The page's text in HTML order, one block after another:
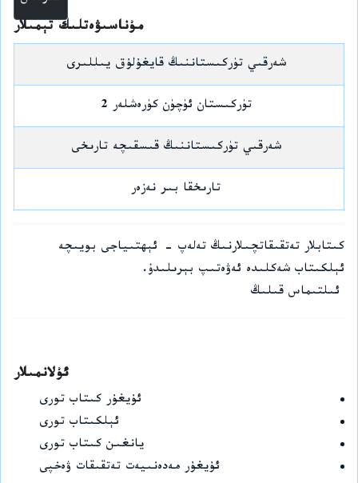
مۇناسىۋەتلىك تېمىلار
شەرقىي تۈركىستاننىڭ قايغۇلۇق يىللىرى
تۈركىستان ئۈچۈن كۈرەشلەر 2
شەرقىي تۈركىستاننىڭ قىسقىچە تارىخى
تارىخقا بىر نەزەر
كىتابلار تەتقىقاتچىلارنىڭ تەلەپ - ئېھتىياجى بويىچە
ئېلكىتاب شەكلىدە ئەۋەتىپ بېرىلىدۇ.
ئىلتىماس قىلىڭ
ئۇلانمىلار
ئۇيغۇر كىتاب تورى
ئېلكىتاب تورى
يانغىن كىتاب تورى
ئۇيغۇر مەدەنىيەت تەتقىقات ۋەخپى